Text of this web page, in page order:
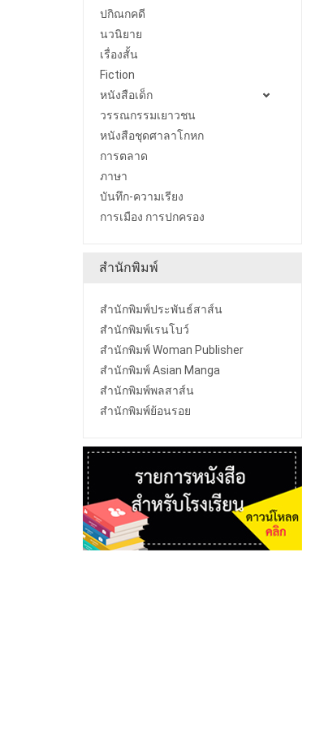
ปกิณกคดี
นวนิยาย
เรื่องสั้น
Fiction
หนังสือเด็ก
วรรณกรรมเยาวชน
หนังสือชุดศาลาโกหก
การตลาด
ภาษา
บันทึก-ความเรียง
การเมือง การปกครอง
สำนักพิมพ์
สำนักพิมพ์ประพันธ์สาส์น
สำนักพิมพ์เรนโบว์
สำนักพิมพ์ Woman Publisher
สำนักพิมพ์ Asian Manga
สำนักพิมพ์พลสาส์น
สำนักพิมพ์ย้อนรอย